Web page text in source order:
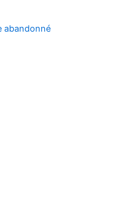
abandonné